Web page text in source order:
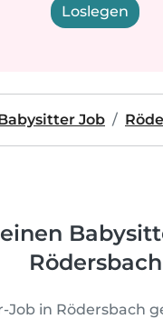
Loslegen
Job
Rödersbach
Job in Rödersbach